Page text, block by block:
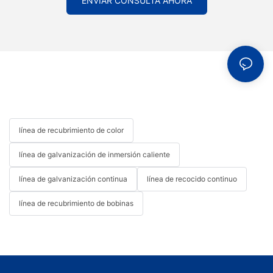
ambiental. Este compromiso no sólo mejora la competitividad
línea de recubrimiento de color
línea de galvanización de inmersión caliente
línea de galvanización continua línea de recocido continuo
línea de recubrimiento de bobinas